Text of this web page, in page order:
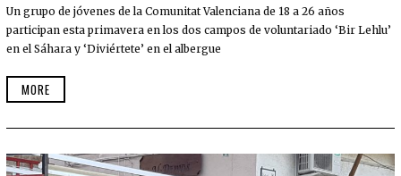
Un grupo de jóvenes de la Comunitat Valenciana de 18 a 26 años
participan esta primavera en los dos campos de voluntariado ‘Bir Lehlu’
en el Sáhara y ‘Diviértete’ en el albergue
MORE